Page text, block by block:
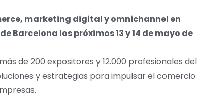
marketing digital y omnichannel en
Barcelona los próximos 13 y 14 de mayo de
de 200 expositores y 12.000 profesionales del
y estrategias para impulsar el comercio